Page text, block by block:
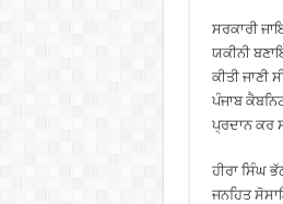
ਸਰਕਾਰੀ
ਯਕੀਨੀ
ਕੀਤੀ ਜਾਣੀ
ਪੰਜਾਬ
ਪ੍ਰਦਾਨ ਕਰ
ਹੀਰਾ ਸਿੰਘ
ਜਨਹਿਤ